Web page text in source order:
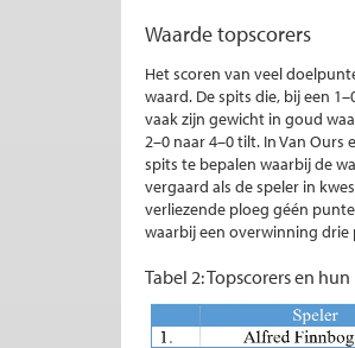
Waarde topscorers
Het scoren van veel
waard. De spits die, bij een
vaak zijn gewicht in goud
2–0 naar 4–0 tilt. In Van
spits te bepalen waarbij de
vergaard als de speler in
verliezende ploeg géén
waarbij een overwinning
Tabel 2: Topscorers en